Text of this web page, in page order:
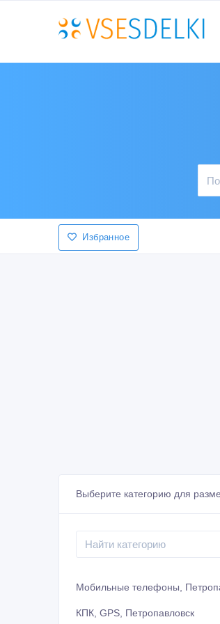
Избранное
Выберите категорию для
Мобильные телефоны,
КПК, GPS, Петропавловск